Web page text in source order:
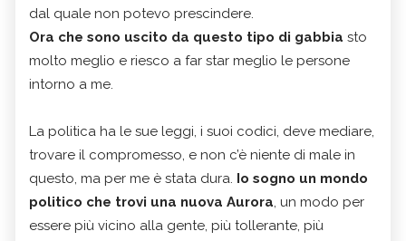
dal quale non potevo prescindere.
Ora che sono uscito da questo tipo di gabbia sto
molto meglio e riesco a far star meglio le persone
intorno a me.
La politica ha le sue leggi, i suoi codici, deve mediare,
trovare il compromesso, e non c’è niente di male in
questo, ma per me è stata dura. Io sogno un mondo
politico che trovi una nuova Aurora, un modo per
essere più vicino alla gente, più tollerante, più